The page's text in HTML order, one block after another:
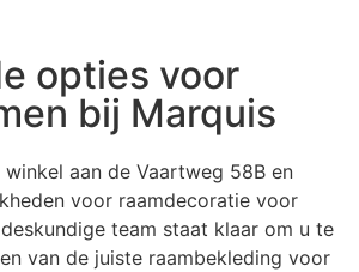
opties voor
bij Marquis
winkel aan de Vaartweg 58B en
voor raamdecoratie voor
team staat klaar om u te
van de juiste raambekleding voor